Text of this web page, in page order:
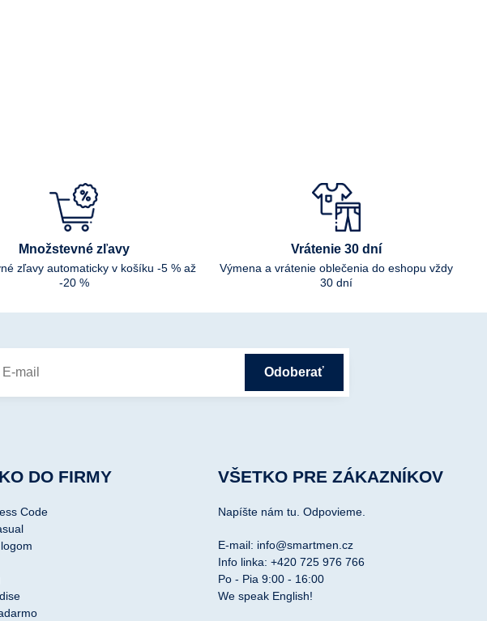
Množstevné zľavy
zľavy automaticky v košíku -5 % až
-20 %
Vrátenie 30 dní
Výmena a vrátenie oblečenia do eshopu vždy
30 dní
Odoberať
DO FIRMY
Code
VŠETKO PRE ZÁKAZNÍKOV
Napíšte nám tu. Odpovieme.
E-mail: info@smartmen.cz
Info linka: +420 725 976 766
Po - Pia 9:00 - 16:00
We speak English!